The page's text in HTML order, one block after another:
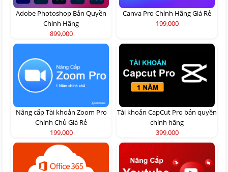
Adobe Photoshop Bản Quyền
Chính Hãng
899,000
Canva Pro Chính Hãng Giá Rẻ
199,000
Nâng cấp Tài khoản Zoom Pro
Chính Chủ Giá Rẻ
199,000
Tài khoản CapCut Pro bản quyền
chính hãng
399,000